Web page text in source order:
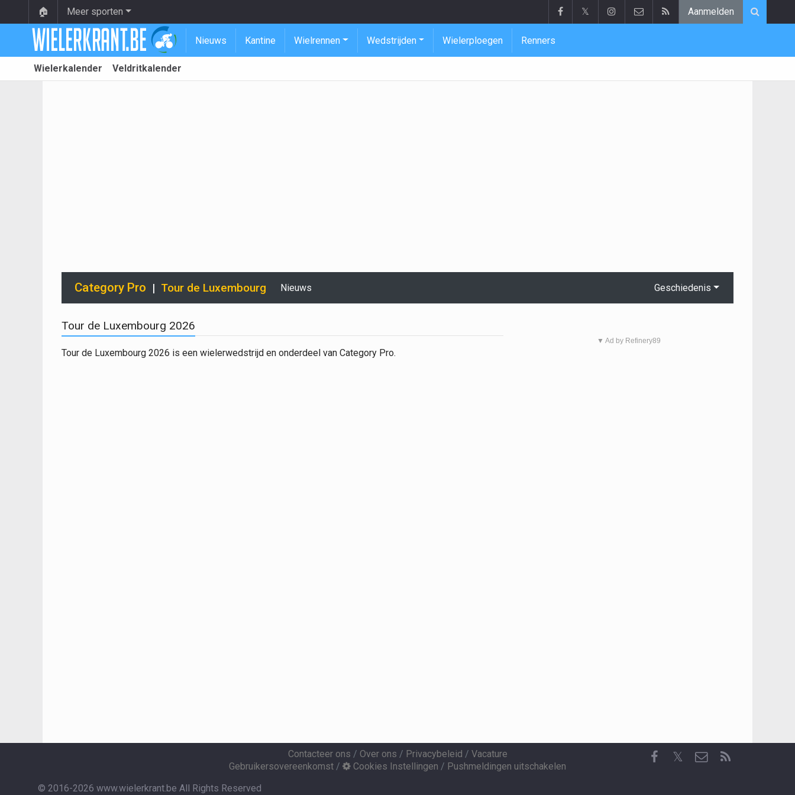
🏠 Meer sporten 𝕏 Aanmelden
Nieuws Kantine Wielrennen Wedstrijden Wielerploegen Renners
Wielerkalender Veldritkalender
Category Pro | Tour de Luxembourg Nieuws Geschiedenis
Tour de Luxembourg 2026
Tour de Luxembourg 2026 is een wielerwedstrijd en onderdeel van Category Pro.
▼ Ad by Refinery89
Contacteer ons / Over ons / Privacybeleid / Vacature
Gebruikersovereenkomst / Cookies Instellingen / Pushmeldingen uitschakelen
© 2016-2026 www.wielerkrant.be All Rights Reserved
𝕏